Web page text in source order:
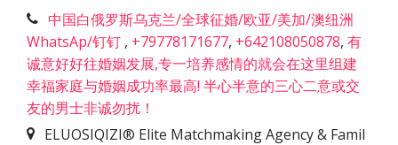
中国白俄罗斯乌克兰/全球征婚/欧亚/美加/澳纽洲
WhatsAp/钉钉 , +79778171677, +642108050878, 有
诚意好好往婚姻发展,专一培养感情的就会在这里组建
幸福家庭与婚姻成功率最高! 半心半意的三心二意或交
友的男士非诚勿扰！
ELUOSIQIZI® Elite Matchmaking Agency & Famil